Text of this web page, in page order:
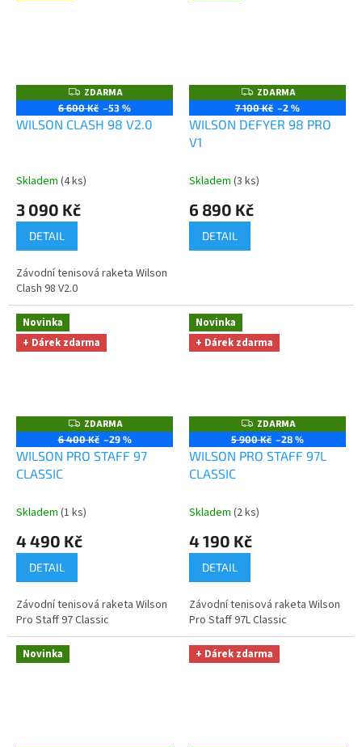
Z
D
A
R
ZDARMA
6 600 Kč –53 %
WILSON CLASH 98 V2.0
Skladem (4 ks)
3 090 Kč
DETAIL
Závodní tenisová raketa Wilson
Clash 98 V2.0
Z
D
A
R
ZDARMA
7 100 Kč –2 %
WILSON DEFYER 98 PRO
V1
Skladem (3 ks)
6 890 Kč
DETAIL
Novinka
+ Dárek zdarma
Z
D
A
R
ZDARMA
6 400 Kč –29 %
WILSON PRO STAFF 97
CLASSIC
Skladem (1 ks)
4 490 Kč
DETAIL
Závodní tenisová raketa Wilson
Pro Staff 97 Classic
Novinka
+ Dárek zdarma
Z
D
A
R
ZDARMA
5 900 Kč –28 %
WILSON PRO STAFF 97L
CLASSIC
Skladem (2 ks)
4 190 Kč
DETAIL
Závodní tenisová raketa Wilson
Pro Staff 97L Classic
Novinka + Dárek zdarma